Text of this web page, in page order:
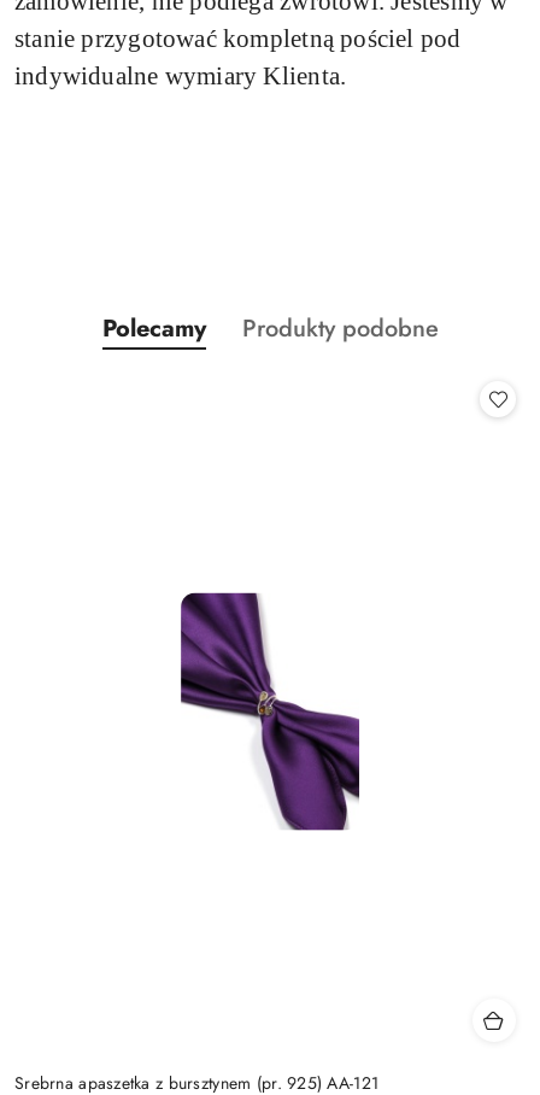
stanie przygotować kompletną pościel pod
indywidualne wymiary Klienta.
Pomiń karuzelę produktów
Produkty
o
Polecamy
Produkty
Produkty podobne
Srebrna apaszetka z bursztynem (pr. 925) AA-121